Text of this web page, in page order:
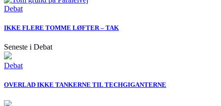
Debat
IKKE FLERE TOMME LØFTER – TAK
Seneste i Debat
Debat
OVERLAD IKKE TANKERNE TIL TECHGIGANTERNE